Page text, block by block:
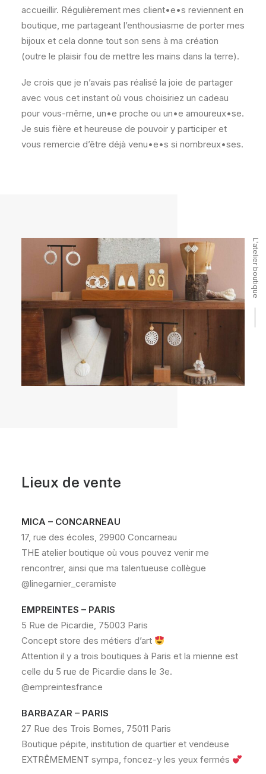
accueillir. Régulièrement mes client•e•s reviennent en
boutique, me partageant l’enthousiasme de porter mes
bijoux et cela donne tout son sens à ma création
(outre le plaisir fou de mettre les mains dans la terre).
Je crois que je n’avais pas réalisé la joie de partager
avec vous cet instant où vous choisiriez un cadeau
pour vous-même, un•e proche ou un•e amoureux•se.
Je suis fière et heureuse de pouvoir y participer et
vous remercie d’être déjà venu•e•s si nombreux•ses.
L'atelier boutique ⸻
Lieux de vente
MICA – CONCARNEAU
17, rue des écoles, 29900 Concarneau
THE atelier boutique où vous pouvez venir me
rencontrer, ainsi que ma talentueuse collègue
@linegarnier_ceramiste
EMPREINTES – PARIS
5 Rue de Picardie, 75003 Paris
Concept store des métiers d’art
Attention il y a trois boutiques à Paris et la mienne est
celle du 5 rue de Picardie dans le 3e.
@empreintesfrance
BARBAZAR – PARIS
27 Rue des Trois Bornes, 75011 Paris
Boutique pépite, institution de quartier et vendeuse
EXTRÊMEMENT sympa, foncez-y les yeux fermés